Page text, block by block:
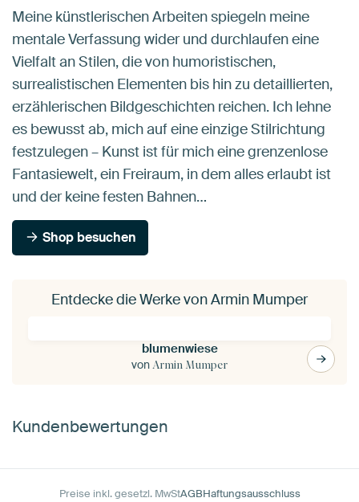
Meine künstlerischen Arbeiten spiegeln meine
mentale Verfassung wider und durchlaufen eine
Vielfalt an Stilen, die von humoristischen,
surrealistischen Elementen bis hin zu detaillierten,
erzählerischen Bildgeschichten reichen. Ich lehne
es bewusst ab, mich auf eine einzige Stilrichtung
festzulegen – Kunst ist für mich eine grenzenlose
Fantasiewelt, ein Freiraum, in dem alles erlaubt ist
und der keine festen Bahnen…
Shop besuchen
Entdecke die Werke von Armin Mumper
blumenwiese
vonArmin Mumper
Kundenbewertungen
Preise inkl. gesetzl. MwStAGBHaftungsausschluss